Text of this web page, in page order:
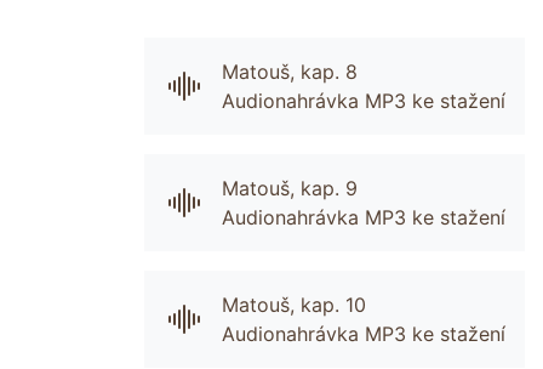
Matouš, kap. 8
Audionahrávka MP3 ke stažení
Matouš, kap. 9
Audionahrávka MP3 ke stažení
Matouš, kap. 10
Audionahrávka MP3 ke stažení